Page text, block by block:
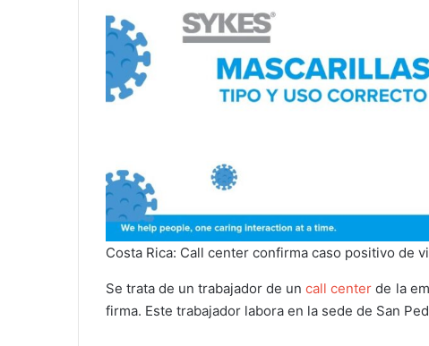
Costa Rica: Call center confirma caso positivo de
Se trata de un trabajador de uncall center de la
firma. Este trabajador labora en la sede de San